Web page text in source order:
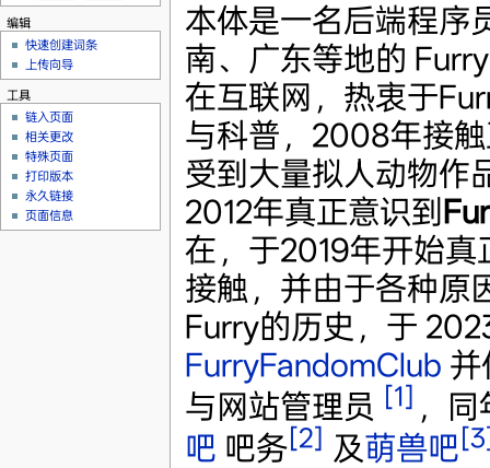
本体是一名后端程序
南、广东等地的
在互联网，热衷于
与科普，2008年接
受到大量拟人动物作
2012年真正意识到
在，于2019年开始真
接触，并由于各种原
Furry的历史，于
FurryFandomClub 并
与网站管理员 [1] ，
吧 吧务[2] 及萌兽吧
编辑
快速创建词条
上传向导
工具
链入页面
相关更改
特殊页面
打印版本
永久链接
页面信息